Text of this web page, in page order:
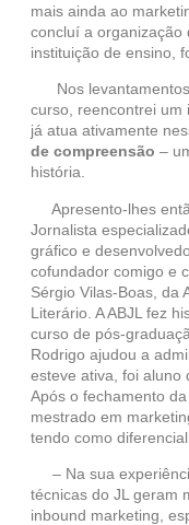
mais ainda ao
concluí a organização
instituição de ensino,
Nos levantamentos
curso, reencontrei um
já atua ativamente
de compreensão –
história.
Apresento-lhes
Jornalista
gráfico e
cofundador comigo e
Sérgio Vilas-Boas, da
Literário. A ABJL fez
curso de pós-
Rodrigo ajudou a
esteve ativa, foi aluno
Após o fechamento
mestrado em
tendo como
– Na sua
técnicas do JL geram
inbound marketing,